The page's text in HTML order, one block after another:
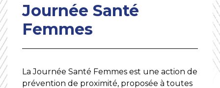
Journée Santé
Femmes
La Journée Santé Femmes est une action de
prévention de proximité, proposée à toutes